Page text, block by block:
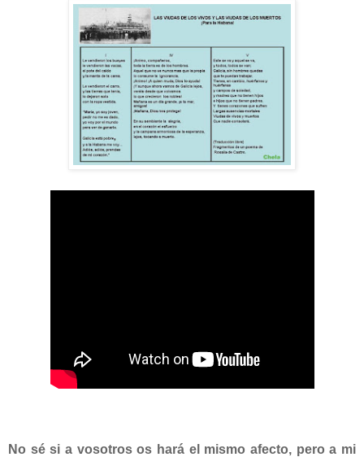
No sé si a vosotros os hará el mismo afecto, pero a mi